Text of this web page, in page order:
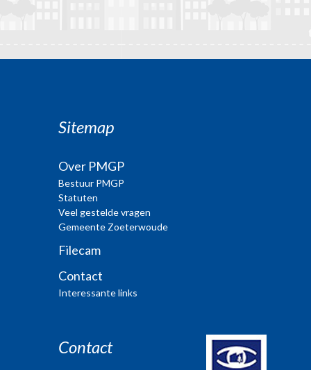
Sitemap
Over PMGP
Bestuur PMGP
Statuten
Veel gestelde vragen
Gemeente Zoeterwoude
Filecam
Contact
Interessante links
Contact